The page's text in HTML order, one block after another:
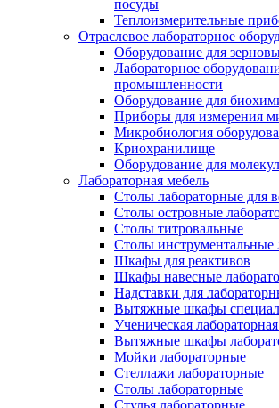
посуды
Теплоизмерительные
Отраслевое лабораторное
Оборудование для
Лабораторное
промышленности
Оборудование для
Приборы для измерения
Микробиология
Криохранилище
Оборудование для
Лабораторная мебель
Столы лабораторные для
Столы островные
Столы титровальные
Столы инструментальные
Шкафы для реактивов
Шкафы навесные
Надставки для
Вытяжные шкафы
Ученическая
Вытяжные шкафы
Мойки лабораторные
Стеллажи лабораторные
Столы лабораторные
Стулья лабораторные